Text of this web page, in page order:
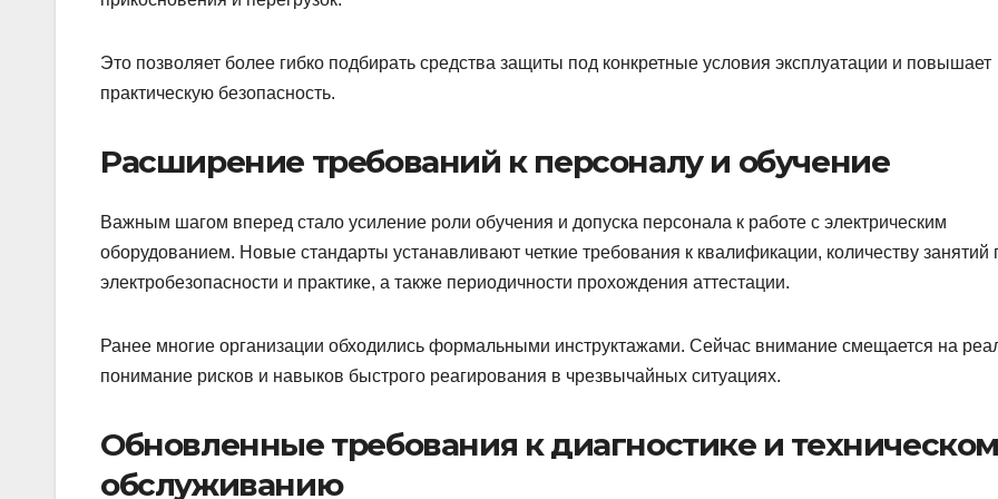
Это позволяет более гибко подбирать средства защиты под конкретные условия эксплуатации и повышает
практическую безопасность.
Расширение требований к персоналу и обучение
Важным шагом вперед стало усиление роли обучения и допуска персонала к работе с электрическим
оборудованием. Новые стандарты устанавливают четкие требования к квалификации, количеству занятий
электробезопасности и практике, а также периодичности прохождения аттестации.
Ранее многие организации обходились формальными инструктажами. Сейчас внимание смещается на
понимание рисков и навыков быстрого реагирования в чрезвычайных ситуациях.
Обновленные требования к диагностике и
обслуживанию